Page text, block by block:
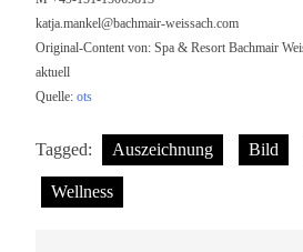
katja.mankel@bachmair-weissach.com
Original-Content von: Spa & Resort Bachmair
aktuell
Quelle: ots
Tagged: Auszeichnung Bild
Wellness